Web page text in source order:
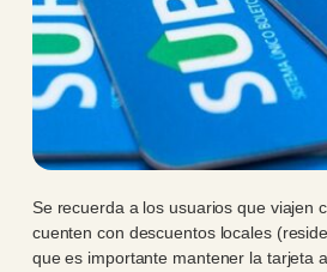
Se recuerda a los usuarios que viajen
cuenten con descuentos locales
que es importante mantener la tarjeta